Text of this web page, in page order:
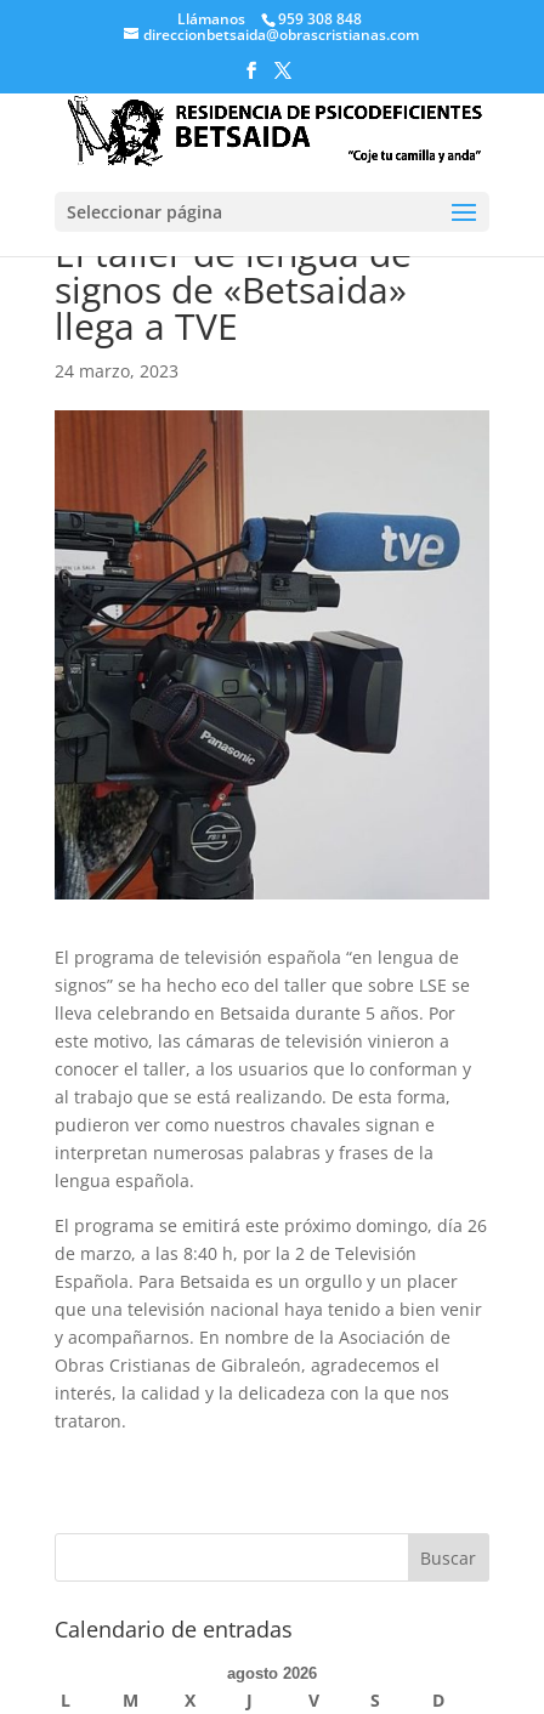
Llámanos 959 308 848
direccionbetsaida@obrascristianas.com
Seleccionar página
El taller de lengua de
signos de «Betsaida»
llega a TVE
24 marzo, 2023
El programa de televisión española “en lengua de
signos” se ha hecho eco del taller que sobre LSE se
lleva celebrando en Betsaida durante 5 años. Por
este motivo, las cámaras de televisión vinieron a
conocer el taller, a los usuarios que lo conforman y
al trabajo que se está realizando. De esta forma,
pudieron ver como nuestros chavales signan e
interpretan numerosas palabras y frases de la
lengua española.
El programa se emitirá este próximo domingo, día 26
de marzo, a las 8:40 h, por la 2 de Televisión
Española. Para Betsaida es un orgullo y un placer
que una televisión nacional haya tenido a bien venir
y acompañarnos. En nombre de la Asociación de
Obras Cristianas de Gibraleón, agradecemos el
interés, la calidad y la delicadeza con la que nos
trataron.
Calendario de entradas
agosto 2026
L M X J V S
D